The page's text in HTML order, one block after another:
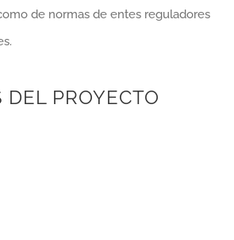
de normas de entes reguladores
DEL PROYECTO